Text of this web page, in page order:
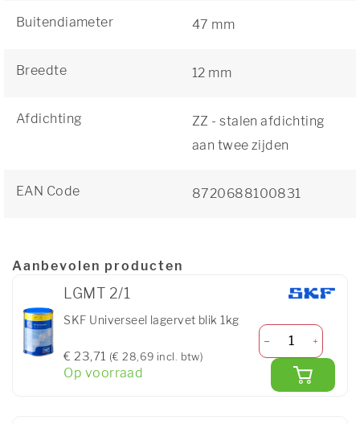
Buitendiameter 47 mm
Breedte 12 mm
Afdichting
ZZ - stalen afdichting
aan twee zijden
EAN Code 8720688100831
Aanbevolen producten
LGMT 2/1
SKF Universeel lagervet blik 1kg
€ 23,71 (€ 28,69 incl. btw)
Op voorraad